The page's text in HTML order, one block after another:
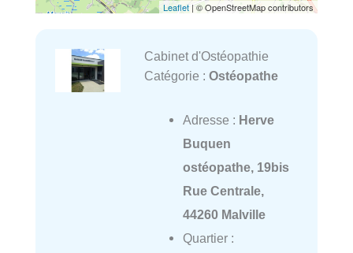
Leaflet | © OpenStreetMap contributors
Cabinet d'Ostéopathie
Catégorie : Ostéopathe
Adresse : Herve
Buquen
ostéopathe, 19bis
Rue Centrale,
44260 Malville
Quartier :